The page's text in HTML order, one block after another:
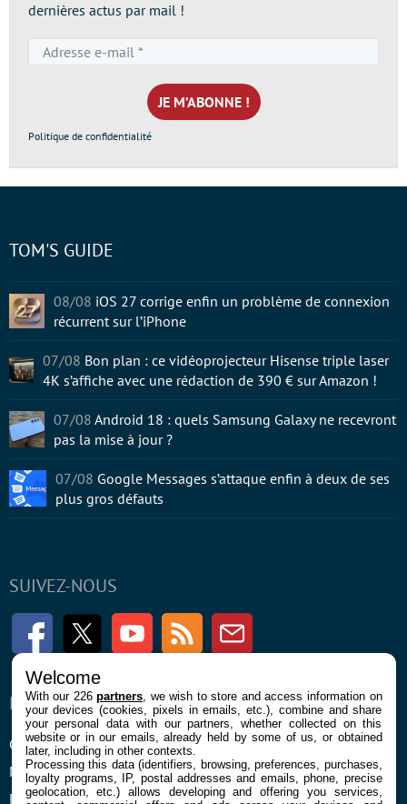
dernières actus par mail !
e-
mail
*
Politique de confidentialité
SUIVEZ-NOUS
FacebookTwitter Youtube RSS Newsletter
ENTREPRISE
Confidentialité et Cookies
Mentions légales et CGU
Préférences Cookies
À PROPOS
Contact
TOM'S GUIDE
08/08 iOS 27 corrige enfin un problème de connexion
récurrent sur l’iPhone
07/08 Bon plan : ce vidéoprojecteur Hisense triple laser
4K s’affiche avec une rédaction de 390 € sur Amazon !
07/08 Android 18 : quels Samsung Galaxy ne recevront
pas la mise à jour ?
07/08 Google Messages s’attaque enfin à deux de ses
plus gros défauts
Welcome
With our 226partners , we wish to store and access information on
your devices (cookies, pixels in emails, etc.), combine and share
your personal data with our partners, whether collected on this
website or in our emails, already held by some of us, or obtained
later, including in other contexts.
Processing this data (identifiers, browsing, preferences, purchases,
loyalty programs, IP, postal addresses and emails, phone, precise
geolocation, etc.) allows developing and offering you services,